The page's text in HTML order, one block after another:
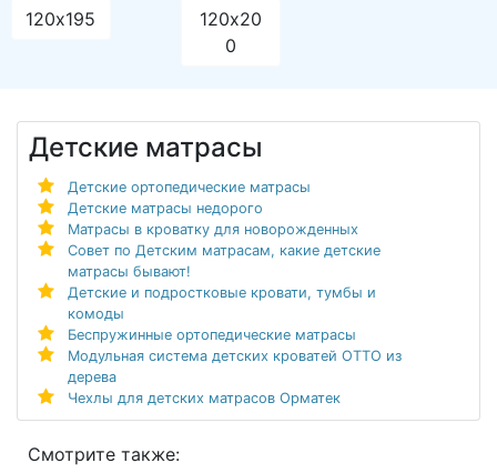
120х195
120х20
0
Детские матрасы
Детские ортопедические матрасы
Детские матрасы недорого
Матрасы в кроватку для новорожденных
Совет по Детским матрасам, какие детские
матрасы бывают!
Детские и подростковые кровати, тумбы и
комоды
Беспружинные ортопедические матрасы
Модульная система детских кроватей ОТТО из
дерева
Чехлы для детских матрасов Орматек
Смотрите также: